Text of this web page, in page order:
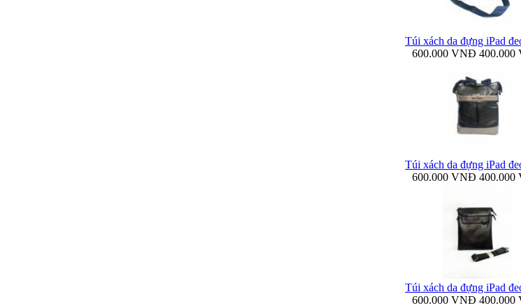
Bao da Samsung Galaxy Note 3 N9000
Dock sạc pin rời Samsung Galaxy S4
Bao da Samsung Galaxy S4 mini Flip
Túi xách da đựng iPad
600.000 VNĐ 400.000
Túi xách da đựng iPad
600.000 VNĐ 400.000
Túi xách da đựng iPad
600.000 VNĐ 400.000